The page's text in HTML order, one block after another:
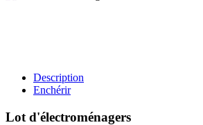
Description
Enchérir
Lot d'électroménagers